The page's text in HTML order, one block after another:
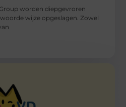
worden diepgevroren
wijze opgeslagen. Zowel